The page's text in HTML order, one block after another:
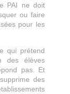
PAI ne doit
ou faire
pour les
qui prétend
des élèves
pas. Et
des